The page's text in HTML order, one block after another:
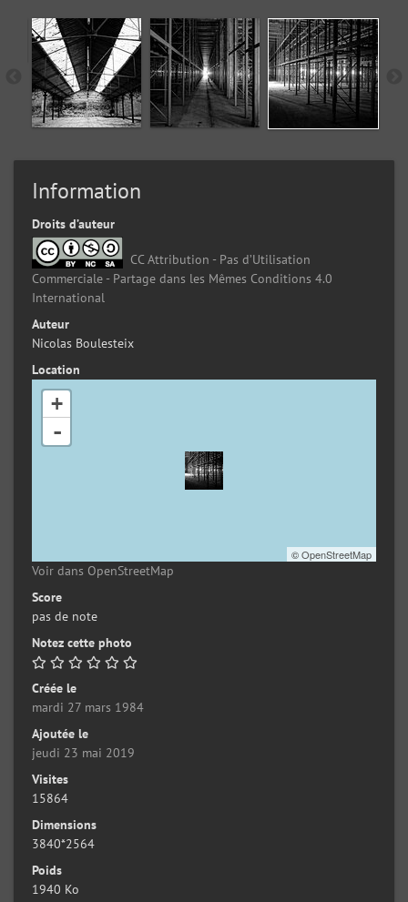
Information
Droits d’auteur
CC Attribution - Pas d’Utilisation
Commerciale - Partage dans les Mêmes Conditions 4.0
International
Auteur
Nicolas Boulesteix
Location
+
-
©OpenStreetMap
Voir dans OpenStreetMap
Score
pas de note
Notez cette photo
Créée le
mardi 27 mars 1984
Ajoutée le
jeudi 23 mai 2019
Visites
15864
Dimensions
3840*2564
Poids
1940 Ko